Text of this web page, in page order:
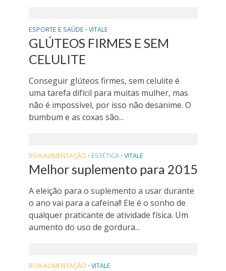
ESPORTE E SAÚDE • VITALE
GLÚTEOS FIRMES E SEM
CELULITE
Conseguir glúteos firmes, sem celulite é
uma tarefa difícil para muitas mulher, mas
não é impossível, por isso não desanime. O
bumbum e as coxas são...
BOA ALIMENTAÇÃO • ESTÉTICA • VITALE
Melhor suplemento para 2015
A eleição para o suplemento a usar durante
o ano vai para a cafeína!! Ele é o sonho de
qualquer praticante de atividade física. Um
aumento do uso de gordura...
BOA ALIMENTAÇÃO • VITALE